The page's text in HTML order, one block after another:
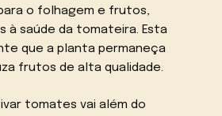
o folhagem e frutos,
à saúde da tomateira. Esta
que a planta permaneça
frutos de alta qualidade.
tomates vai além do